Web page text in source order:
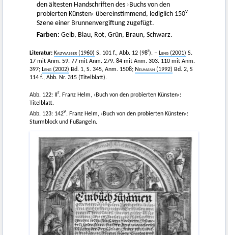
den ältesten Handschriften des ›Buchs von den
probierten Künsten‹ übereinstimmend, lediglich 150v
Szene einer Brunnenvergiftung zugefügt.
Farben: Gelb, Blau, Rot, Grün, Braun, Schwarz.
Literatur: Kaltwasser (1960) S. 101 f., Abb. 12 (98r). – Leng (2001) S.
17 mit Anm. 59. 77 mit Anm. 279. 84 mit Anm. 303. 110 mit Anm.
397; Leng (2002) Bd. 1, S. 345, Anm. 1508; Neumann (1992) Bd. 2, S
114 f., Abb. Nr. 315 (Titelblatt).
Abb. 122: II r. Franz Helm, ›Buch von den probierten Künsten‹:
Titelblatt.
Abb. 123: 142v. Franz Helm, ›Buch von den probierten Künsten‹:
Sturmblock und Fußangeln.